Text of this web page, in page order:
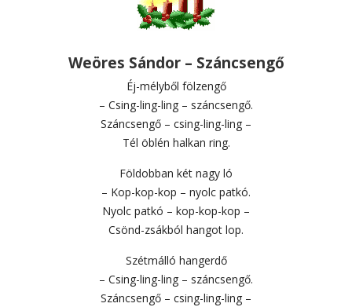
Weöres Sándor – Száncsengő
Éj-mélyből fölzengő
– Csing-ling-ling – száncsengő.
Száncsengő – csing-ling-ling –
Tél öblén halkan ring.
Földobban két nagy ló
– Kop-kop-kop – nyolc patkó.
Nyolc patkó – kop-kop-kop –
Csönd-zsákból hangot lop.
Szétmálló hangerdő
– Csing-ling-ling – száncsengő.
Száncsengő – csing-ling-ling –